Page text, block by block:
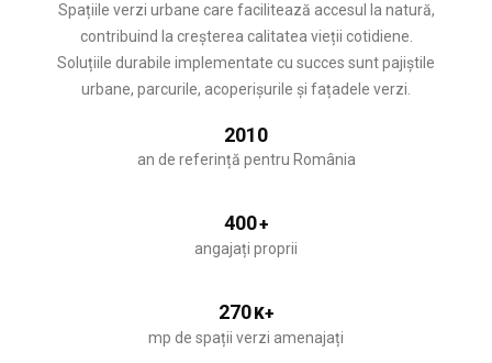
Spațiile verzi urbane care facilitează accesul la natură,
contribuind la creșterea calitatea vieții cotidiene.
Soluțiile durabile implementate cu succes sunt pajiștile
urbane, parcurile, acoperișurile și fațadele verzi.
2010
an de referință pentru România
400+
angajați proprii
270K+
mp de spații verzi amenajați